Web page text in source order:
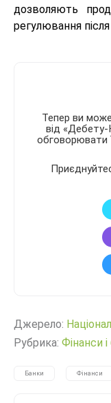
дозволяють
регулювання
Тепер ви
від «Дебету-
обговорювати
Джерело:
Рубрика: Фінанси
Банки Фінанси